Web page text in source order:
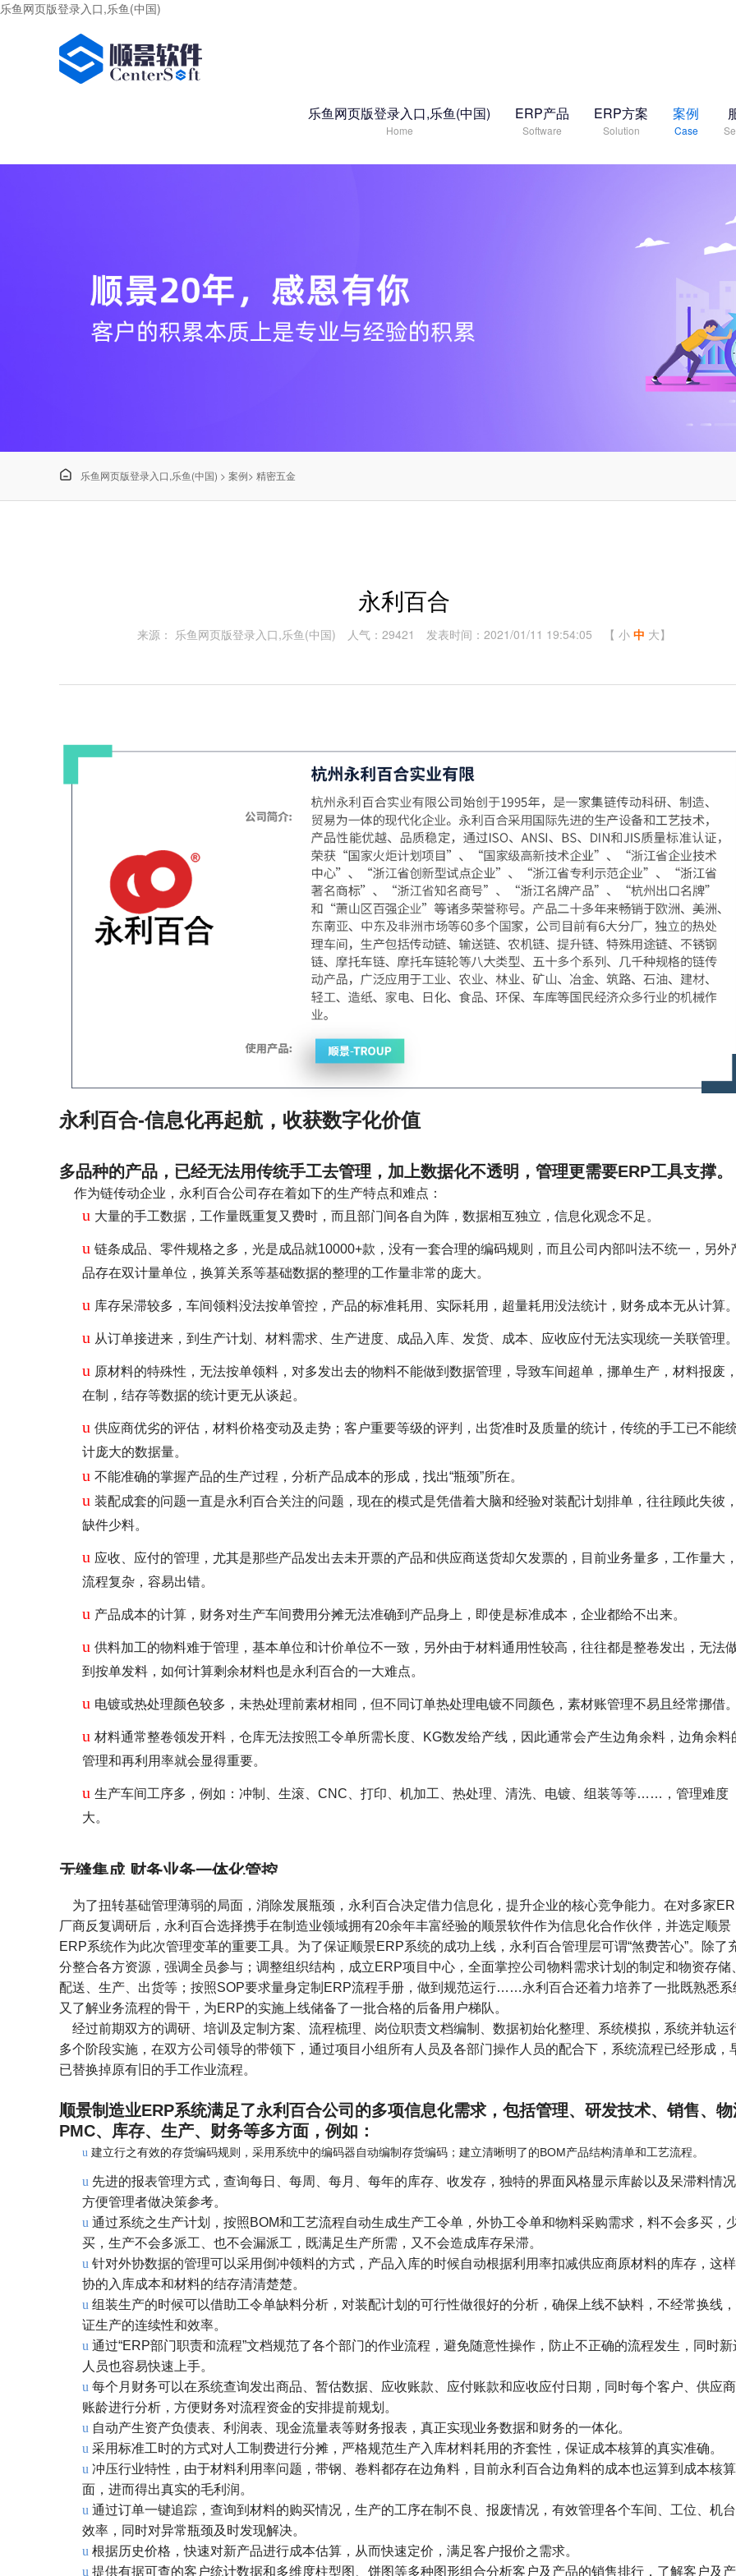
乐鱼网页版登录入口,乐鱼(中国)
乐鱼网页版登录入口,乐鱼(中国)
Home
ERP产品
Software
ERP方案
Solution
案例
Case
 乐鱼网页版登录入口,乐鱼(中国) > 案例> 精密五金
永利百合
来源： 乐鱼网页版登录入口,乐鱼(中国) 人气：29421 发表时间：2021/01/11 19:54:05 【 小 中 大】
永利百合-信息化再起航，收获数字化价值
多品种的产品，已经无法用传统手工去管理，加上数据化不透明，管理更需要ERP工具支撑。
作为链传动企业，永利百合公司存在着如下的生产特点和难点：
u 大量的手工数据，工作量既重复又费时，而且部门间各自为阵，数据相互独立，信息化观念不足。
u 链条成品、零件规格之多，光是成品就10000+款，没有一套合理的编码规则，而且公司内部叫法不统一，另外
品存在双计量单位，换算关系等基础数据的整理的工作量非常的庞大。
u 库存呆滞较多，车间领料没法按单管控，产品的标准耗用、实际耗用，超量耗用没法统计，财务成本无从计算。
u 从订单接进来，到生产计划、材料需求、生产进度、成品入库、发货、成本、应收应付无法实现统一关联管理。
u 原材料的特殊性，无法按单领料，对多发出去的物料不能做到数据管理，导致车间超单，挪单生产，材料报废，
在制，结存等数据的统计更无从谈起。
u 供应商优劣的评估，材料价格变动及走势；客户重要等级的评判，出货准时及质量的统计，传统的手工已不能
计庞大的数据量。
u 不能准确的掌握产品的生产过程，分析产品成本的形成，找出“瓶颈”所在。
u 装配成套的问题一直是永利百合关注的问题，现在的模式是凭借着大脑和经验对装配计划排单，往往顾此失彼，
缺件少料。
u 应收、应付的管理，尤其是那些产品发出去未开票的产品和供应商送货却欠发票的，目前业务量多，工作量大，
流程复杂，容易出错。
u 产品成本的计算，财务对生产车间费用分摊无法准确到产品身上，即使是标准成本，企业都给不出来。
u 供料加工的物料难于管理，基本单位和计价单位不一致，另外由于材料通用性较高，往往都是整卷发出，无法
到按单发料，如何计算剩余材料也是永利百合的一大难点。
u 电镀或热处理颜色较多，未热处理前素材相同，但不同订单热处理电镀不同颜色，素材账管理不易且经常挪借。
u 材料通常整卷领发开料，仓库无法按照工令单所需长度、KG数发给产线，因此通常会产生边角余料，边角余料
管理和再利用率就会显得重要。
u 生产车间工序多，例如：冲制、生滚、CNC、打印、机加工、热处理、清洗、电镀、组装等等……，管理难度
大。
无缝集成 财务业务一体化管控
为了扭转基础管理薄弱的局面，消除发展瓶颈，永利百合决定借力信息化，提升企业的核心竞争能力。在对多家
厂商反复调研后，永利百合选择携手在制造业领域拥有20余年丰富经验的顺景软件作为信息化合作伙伴，并选定顺景
ERP系统作为此次管理变革的重要工具。为了保证顺景ERP系统的成功上线，永利百合管理层可谓“煞费苦心”。除了
分整合各方资源，强调全员参与；调整组织结构，成立ERP项目中心，全面掌控公司物料需求计划的制定和物资存储
配送、生产、出货等；按照SOP要求量身定制ERP流程手册，做到规范运行……永利百合还着力培养了一批既熟悉系
又了解业务流程的骨干，为ERP的实施上线储备了一批合格的后备用户梯队。
经过前期双方的调研、培训及定制方案、流程梳理、岗位职责文档编制、数据初始化整理、系统模拟，系统并轨运
多个阶段实施，在双方公司领导的带领下，通过项目小组所有人员及各部门操作人员的配合下，系统流程已经形成，
已替换掉原有旧的手工作业流程。
顺景制造业ERP系统满足了永利百合公司的多项信息化需求，包括管理、研发技术、销售、物
PMC、库存、生产、财务等多方面，例如：
u 建立行之有效的存货编码规则，采用系统中的编码器自动编制存货编码；建立清晰明了的BOM产品结构清单和工艺流程。
u 先进的报表管理方式，查询每日、每周、每月、每年的库存、收发存，独特的界面风格显示库龄以及呆滞料情况
方便管理者做决策参考。
u 通过系统之生产计划，按照BOM和工艺流程自动生成生产工令单，外协工令单和物料采购需求，料不会多买，
买，生产不会多派工、也不会漏派工，既满足生产所需，又不会造成库存呆滞。
u 针对外协数据的管理可以采用倒冲领料的方式，产品入库的时候自动根据利用率扣减供应商原材料的库存，这
协的入库成本和材料的结存清清楚楚。
u 组装生产的时候可以借助工令单缺料分析，对装配计划的可行性做很好的分析，确保上线不缺料，不经常换线
证生产的连续性和效率。
u 通过“ERP部门职责和流程”文档规范了各个部门的作业流程，避免随意性操作，防止不正确的流程发生，同时新
人员也容易快速上手。
u 每个月财务可以在系统查询发出商品、暂估数据、应收账款、应付账款和应收应付日期，同时每个客户、供应
账龄进行分析，方便财务对流程资金的安排提前规划。
u 自动产生资产负债表、利润表、现金流量表等财务报表，真正实现业务数据和财务的一体化。
u 采用标准工时的方式对人工制费进行分摊，严格规范生产入库材料耗用的齐套性，保证成本核算的真实准确。
u 冲压行业特性，由于材料利用率问题，带钢、卷料都存在边角料，目前永利百合边角料的成本也运算到成本核
面，进而得出真实的毛利润。
u 通过订单一键追踪，查询到材料的购买情况，生产的工序在制不良、报废情况，有效管理各个车间、工位、机
效率，同时对异常瓶颈及时发现解决。
u 根据历史价格，快速对新产品进行成本估算，从而快速定价，满足客户报价之需求。
u 提供有据可查的客户统计数据和多维度柱型图、饼图等多种图形组合分析客户及产品的销售排行，了解客户及